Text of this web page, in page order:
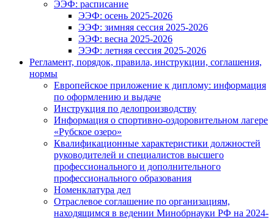
ЭЭФ: расписание
ЭЭФ: осень 2025-2026
ЭЭФ: зимняя сессия 2025-2026
ЭЭФ: весна 2025-2026
ЭЭФ: летняя сессия 2025-2026
Регламент, порядок, правила, инструкции, соглашения,
нормы
Европейское приложение к диплому: информация
по оформлению и выдаче
Инструкция по делопроизводству
Информация о спортивно-оздоровительном лагере
«Рубское озеро»
Квалификационные характеристики должностей
руководителей и специалистов высшего
профессионального и дополнительного
профессионального образования
Номенклатура дел
Отраслевое соглашение по организациям,
находящимся в ведении Минобрнауки РФ на 2024-